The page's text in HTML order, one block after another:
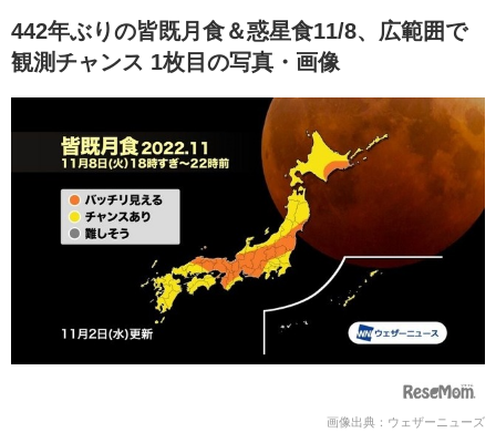
442年ぶりの皆既月食＆惑星食11/8、広範囲で
観測チャンス 1枚目の写真・画像
画像出典：ウェザーニューズ